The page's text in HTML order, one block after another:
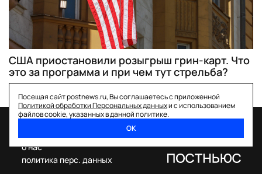
США приостановили розыгрыш грин-карт. Что
это за программа и при чем тут стрельба?
Посещая сайт postnews.ru, Вы соглашаетесь с приложенной
Политикой обработки Персональных данныхи с использованием
файлов cookie, указанных в данной политике.
ОК
о нас
политика перс. данных